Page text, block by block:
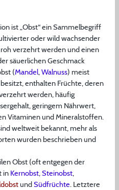
ist „Obst“ ein Sammelbegriff
oder wild wachsender
verzehrt werden und einen
säuerlichen Geschmack
(Mandel, Walnuss) meist
enthalten Früchte, deren
werden, häufig
geringem Nährwert,
Vitaminen und Mineralstoffen.
weltweit bekannt, mehr als
wurden beschrieben und
Obst (oft entgegen der
in Kernobst, Steinobst,
undSüdfrüchte. Letztere